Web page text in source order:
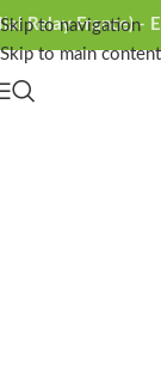
Skip to navigation
Skip to main content
Relay France) -